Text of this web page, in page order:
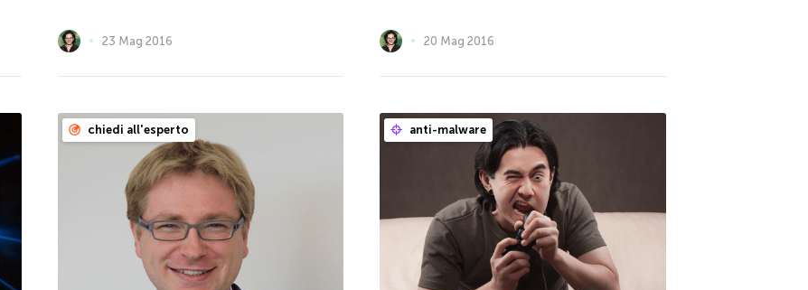
23 Mag 2016 20 Mag 2016
chiedi all'esperto anti-malware